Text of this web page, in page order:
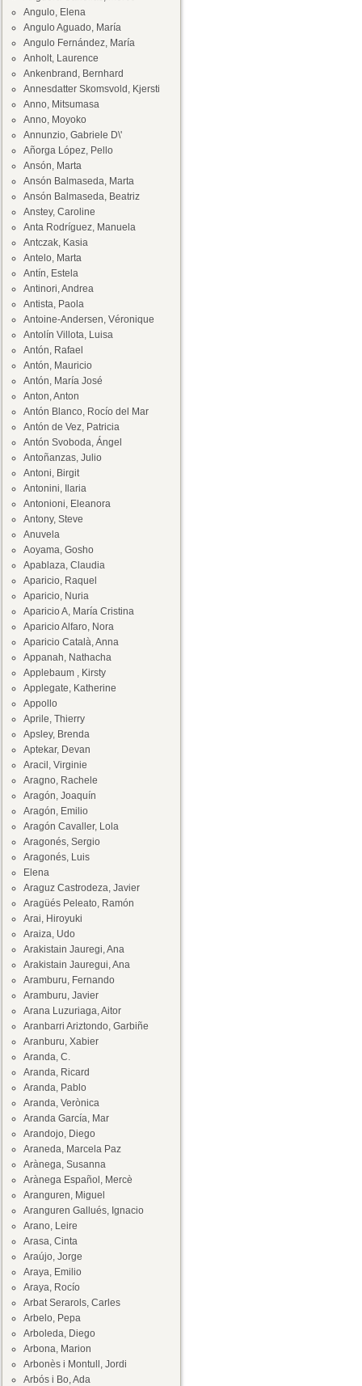
Angulo, Elena
Angulo Aguado, María
Angulo Fernández, María
Anholt, Laurence
Ankenbrand, Bernhard
Annesdatter Skomsvold, Kjersti
Anno, Mitsumasa
Anno, Moyoko
Annunzio, Gabriele D\'
Añorga López, Pello
Ansón, Marta
Ansón Balmaseda, Marta
Ansón Balmaseda, Beatriz
Anstey, Caroline
Anta Rodríguez, Manuela
Antczak, Kasia
Antelo, Marta
Antín, Estela
Antinori, Andrea
Antista, Paola
Antoine-Andersen, Véronique
Antolín Villota, Luisa
Antón, Rafael
Antón, Mauricio
Antón, María José
Anton, Anton
Antón Blanco, Rocío del Mar
Antón de Vez, Patricia
Antón Svoboda, Ángel
Antoñanzas, Julio
Antoni, Birgit
Antonini, Ilaria
Antonioni, Eleanora
Antony, Steve
Anuvela
Aoyama, Gosho
Apablaza, Claudia
Aparicio, Raquel
Aparicio, Nuria
Aparicio A, María Cristina
Aparicio Alfaro, Nora
Aparicio Català, Anna
Appanah, Nathacha
Applebaum , Kirsty
Applegate, Katherine
Appollo
Aprile, Thierry
Apsley, Brenda
Aptekar, Devan
Aracil, Virginie
Aragno, Rachele
Aragón, Joaquín
Aragón, Emilio
Aragón Cavaller, Lola
Aragonés, Sergio
Aragonés, Luis
Elena
Araguz Castrodeza, Javier
Aragüés Peleato, Ramón
Arai, Hiroyuki
Araiza, Udo
Arakistain Jauregi, Ana
Arakistain Jauregui, Ana
Aramburu, Fernando
Aramburu, Javier
Arana Luzuriaga, Aitor
Aranbarri Ariztondo, Garbiñe
Aranburu, Xabier
Aranda, C.
Aranda, Ricard
Aranda, Pablo
Aranda, Verònica
Aranda García, Mar
Arandojo, Diego
Araneda, Marcela Paz
Arànega, Susanna
Arànega Español, Mercè
Aranguren, Miguel
Aranguren Gallués, Ignacio
Arano, Leire
Arasa, Cinta
Araújo, Jorge
Araya, Emilio
Araya, Rocío
Arbat Serarols, Carles
Arbelo, Pepa
Arboleda, Diego
Arbona, Marion
Arbonès i Montull, Jordi
Arbós i Bo, Ada